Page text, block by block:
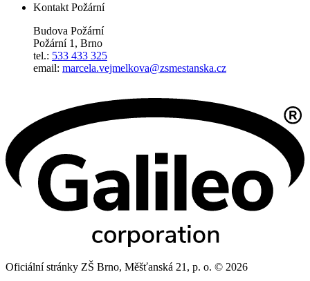
Kontakt Požární
Budova Požární
Požární 1, Brno
tel.: 533 433 325
email: marcela.vejmelkova@zsmestanska.cz
Oficiální stránky ZŠ Brno, Měšťanská 21, p. o. © 2026